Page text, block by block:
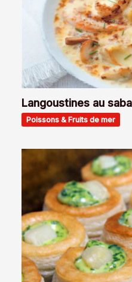
Langoustines au
Poissons & Fruits de mer